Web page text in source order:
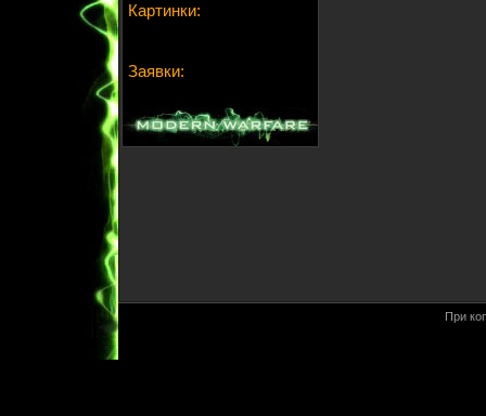
Картинки:
Заявки:
При